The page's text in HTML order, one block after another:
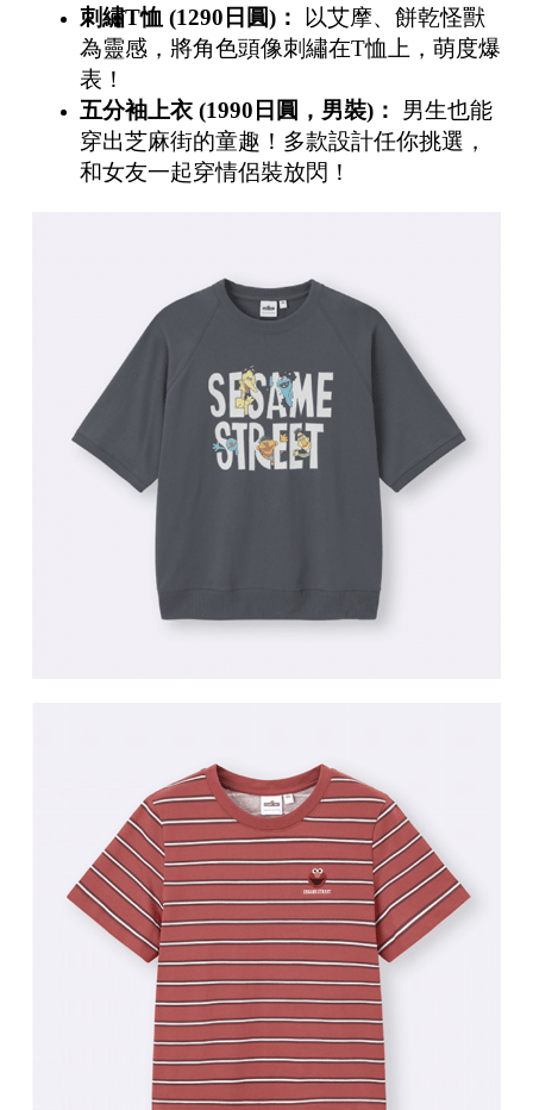
刺繡T恤 (1290 日圓)：
以艾摩、餅乾怪獸
為靈感，將角色頭像刺繡在T恤上，萌度爆
表！
五分袖上衣(1990 日圓，男裝)：
男生也能
穿出芝麻街的童趣！多款設計任你挑選，
和女友一起穿情侶裝放閃！